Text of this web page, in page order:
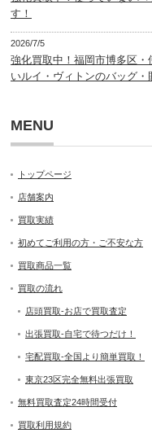
す！
2026/7/5
強化買取中！福岡市博多区
いルイ・ヴィトンのバッグ・
MENU
トップページ
店舗案内
買取実績
初めてご利用の方・ご不安な方
買取商品一覧
買取の流れ
店頭買取-お店で買取査定
出張買取-自宅で待つだけ！
宅配買取-全国より簡単買取！
東京23区完全無料出張買取
無料買取査定24時間受付
買取利用規約